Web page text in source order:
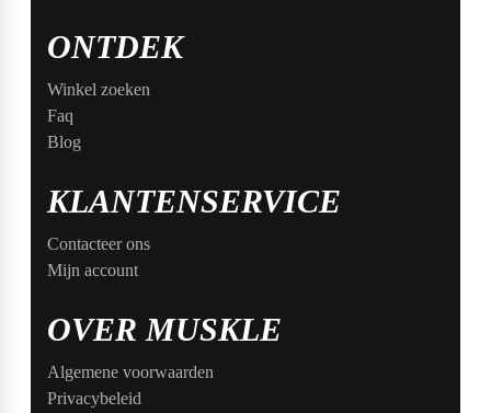
ONTDEK
Winkel zoeken
Faq
Blog
KLANTENSERVICE
Contacteer ons
Mijn account
OVER MUSKLE
Algemene voorwaarden
Privacybeleid